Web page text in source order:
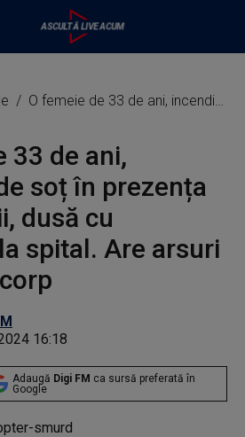
O femeie de 33 de ani, incendiată de soț în prezența celor 3 copii, dusă cu elicopterul la spital. Are arsuri pe 90% din corp
33 de ani,
soț în prezența
dusă cu
spital. Are arsuri
16:18
Adaugă Digi FM ca sursă preferată în
Google